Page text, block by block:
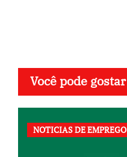
Você pode gostar
NOTICIAS DE EMPREGO